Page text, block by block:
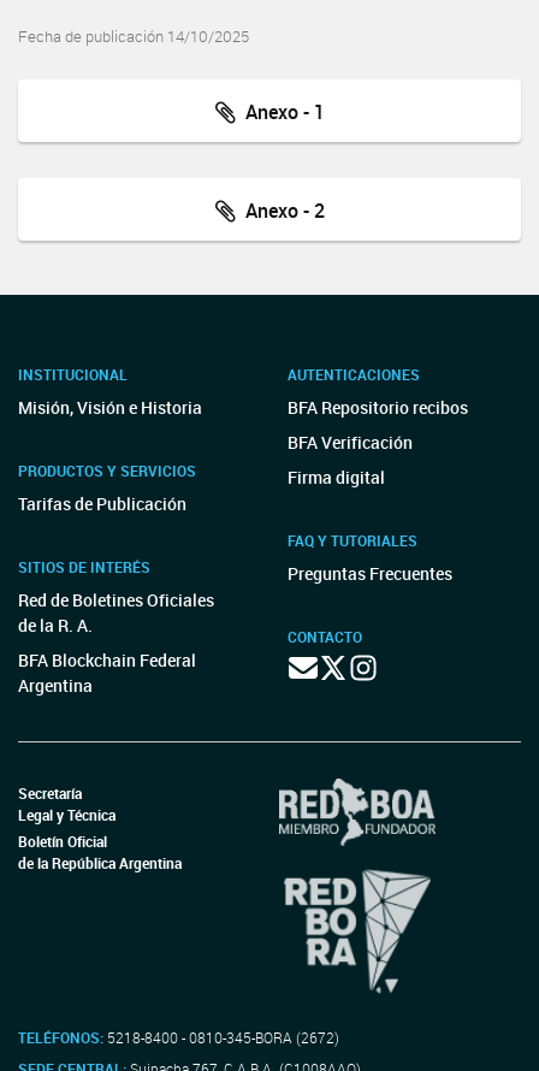
Fecha de publicación 14/10/2025
Anexo - 1
Anexo - 2
INSTITUCIONAL
Misión, Visión e Historia
PRODUCTOS Y SERVICIOS
Tarifas de Publicación
SITIOS DE INTERÉS
Red de Boletines Oficiales
de la R. A.
BFA Blockchain Federal
Argentina
AUTENTICACIONES
BFA Repositorio recibos
BFA Verificación
Firma digital
FAQ Y TUTORIALES
Preguntas Frecuentes
CONTACTO
Secretaría
Legal y Técnica
Boletín Oficial
de la República Argentina
TELÉFONOS: 5218-8400 - 0810-345-BORA (2672)